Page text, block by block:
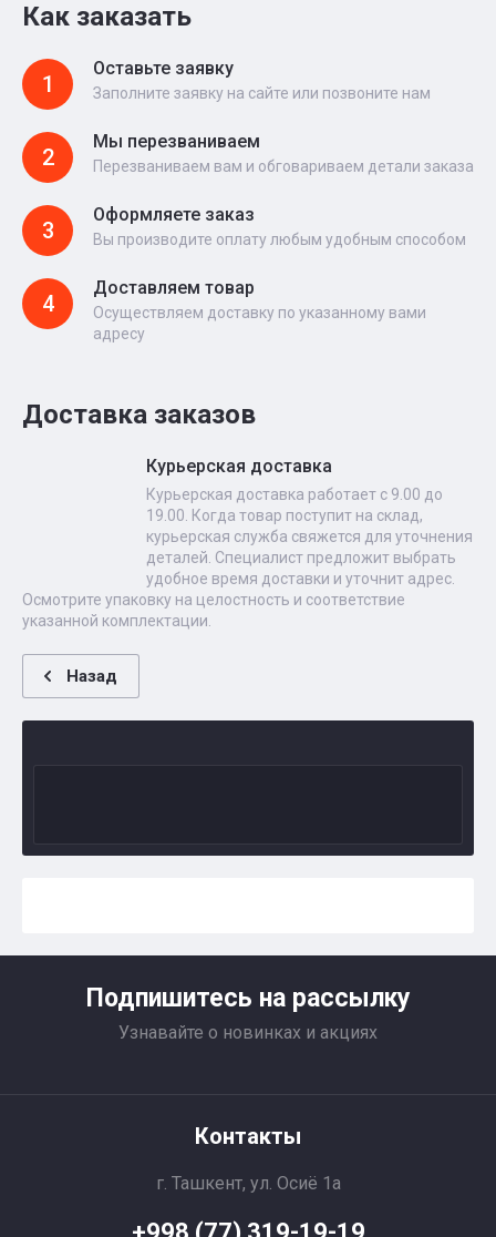
Как заказать
1
Оставьте заявку
Заполните заявку на сайте или позвоните нам
2
Мы перезваниваем
Перезваниваем вам и обговариваем детали заказа
3
Оформляете заказ
Вы производите оплату любым удобным способом
4
Доставляем товар
Осуществляем доставку по указанному вами
адресу
Доставка заказов
Курьерская доставка
Курьерская доставка работает с 9.00 до
19.00. Когда товар поступит на склад,
курьерская служба свяжется для уточнения
деталей. Специалист предложит выбрать
удобное время доставки и уточнит адрес.
Осмотрите упаковку на целостность и соответствие
указанной комплектации.
Назад
Подпишитесь на рассылку
Узнавайте о новинках и акциях
Контакты
г. Ташкент, ул. Осиё 1a